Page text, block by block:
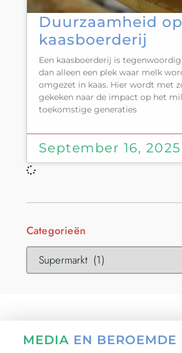
Categorieën
Duurzaamheid
kaasboerderij
Een kaasboerderij is
dan alleen een plek waar melk
omgezet in kaas. Hier wordt met
gekeken naar de impact op het
toekomstige generaties
September 16, 2025
MEDIA EN BEROEMDE